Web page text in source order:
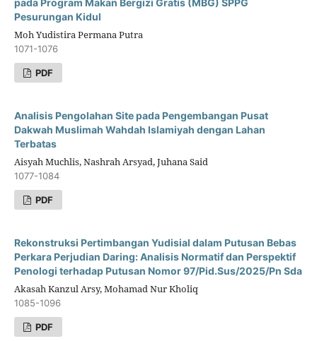
Pesurungan Kidul
Moh Yudistira Permana Putra
1071-1076
PDF
Analisis Pengolahan Site pada Pengembangan Pusat
Dakwah Muslimah Wahdah Islamiyah dengan Lahan
Terbatas
Aisyah Muchlis, Nashrah Arsyad, Juhana Said
1077-1084
PDF
Rekonstruksi Pertimbangan Yudisial dalam Putusan Bebas
Perkara Perjudian Daring: Analisis Normatif dan Perspektif
Penologi terhadap Putusan Nomor 97/Pid.Sus/2025/Pn Sda
Akasah Kanzul Arsy, Mohamad Nur Kholiq
1085-1096
PDF